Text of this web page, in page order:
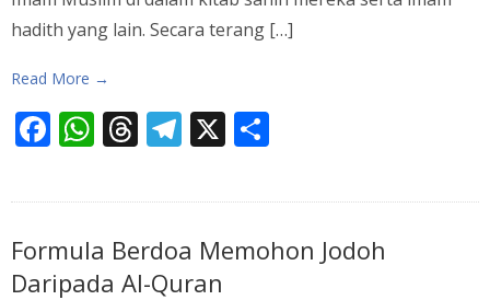
hadith yang lain. Secara terang […]
Read More →
Facebook
WhatsApp
Threads
Telegram
X
Formula Berdoa Memohon Jodoh
Daripada Al-Quran